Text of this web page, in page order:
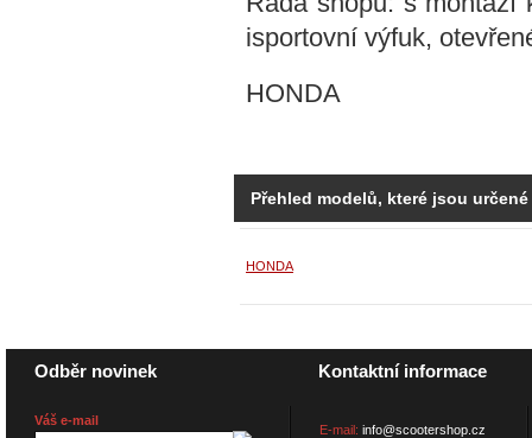
isportovní výfuk,
HONDA
Přehled modelů, které jsou
HONDA
Odběr novinek
Váš e-mail
Kontaktní informace
E-mail: info@scootershop.cz